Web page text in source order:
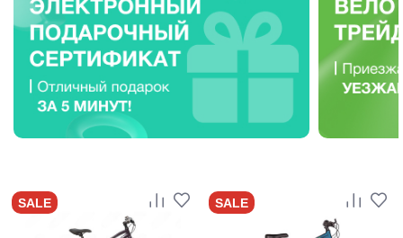
SALE SALE